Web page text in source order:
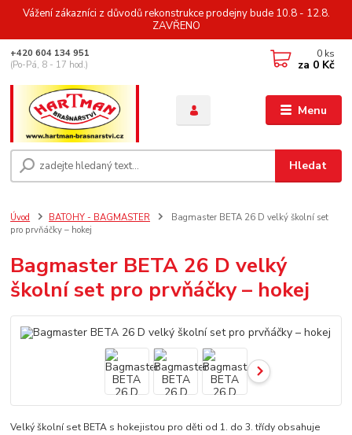
Vážení zákazníci z důvodů rekonstrukce prodejny bude 10.8 - 12.8.
ZAVŘENO
Menu
Hledat
+420 604 134 951
(Po-Pá, 8 - 17 hod.)
0 ks
za 0 Kč
Úvod BATOHY - BAGMASTER
Bagmaster BETA 26 D velký školní set
pro prvňáčky – hokej
Bagmaster BETA 26 D velký
školní set pro prvňáčky – hokej
Velký školní set BETA s hokejistou pro děti od 1. do 3. třídy obsahuje